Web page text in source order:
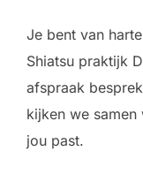
Je bent van
Shiatsu praktijk
afspraak
kijken we
jou past.